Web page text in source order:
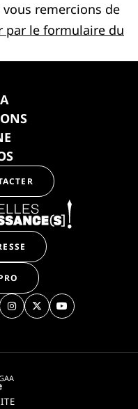
remercions de
par le formulaire du